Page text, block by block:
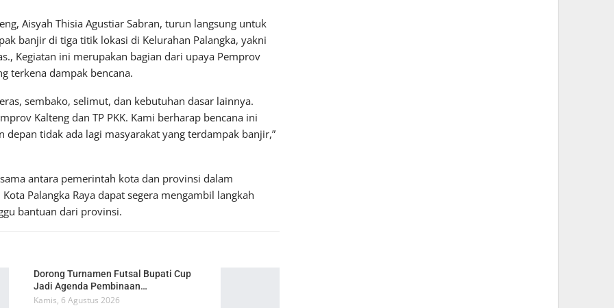
Aisyah Thisia Agustiar Sabran, turun langsung untuk
banjir di tiga titik lokasi di Kelurahan Palangka, yakni
Kegiatan ini merupakan bagian dari upaya Pemprov
terkena dampak bencana.
sembako, selimut, dan kebutuhan dasar lainnya.
Kalteng dan TP PKK. Kami berharap bencana ini
tidak ada lagi masyarakat yang terdampak banjir,”
antara pemerintah kota dan provinsi dalam
Palangka Raya dapat segera mengambil langkah
bantuan dari provinsi.
Dorong Turnamen Futsal Bupati Cup
Jadi Agenda Pembinaan…
Kamis, 6 Agustus 2026